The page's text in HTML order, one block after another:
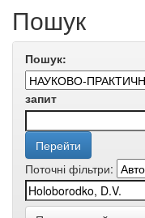
Пошук
Пошук:
запит
Поточні фільтри: